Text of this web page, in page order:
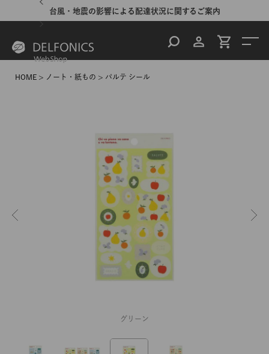
台風・地震の影響による配達状況に関するご案内
HOME ノート・紙もの パルテ シール
グリーン